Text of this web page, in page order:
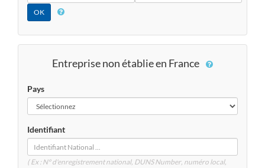
Entreprise non établie en France
Pays
Identifiant
( Ex : N° d'enregistrement national, DUNSNumber, numéro local,